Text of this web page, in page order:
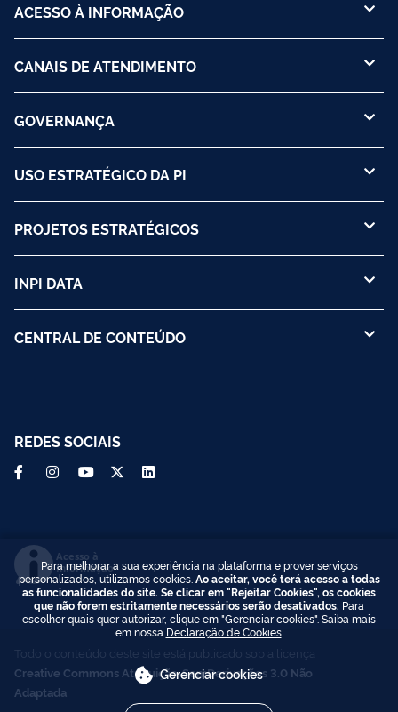
ACESSO À INFORMAÇÃO
CANAIS DE ATENDIMENTO
GOVERNANÇA
USO ESTRATÉGICO DA PI
PROJETOS ESTRATÉGICOS
INPI DATA
CENTRAL DE CONTEÚDO
REDES SOCIAIS
Acesso à
Informação
Todo o conteúdo deste site está publicado sob a licença
Creative Commons Atribuição-SemDerivações 3.0 Não
Adaptada
Para melhorar a sua experiência na plataforma e prover serviços
personalizados, utilizamos cookies. Ao aceitar, você terá acesso a todas
as funcionalidades do site. Se clicar em "Rejeitar Cookies", os cookies
que não forem estritamente necessários serão desativados. Para
escolher quais quer autorizar, clique em "Gerenciar cookies". Saiba mais
em nossa Declaração de Cookies.
Gerenciar cookies